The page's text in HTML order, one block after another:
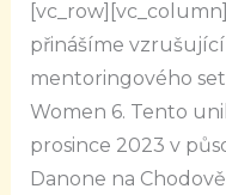
přinášíme
mentoringového
Women 6. Tento
prosince 2023 v
Danone na
a
Networking
v
Danone